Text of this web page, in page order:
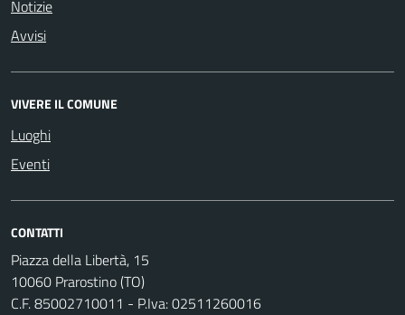
Notizie
Avvisi
VIVERE IL COMUNE
Luoghi
Eventi
CONTATTI
Piazza della Libertà, 15
10060 Prarostino (TO)
C.F. 85002710011 - P.Iva: 02511260016